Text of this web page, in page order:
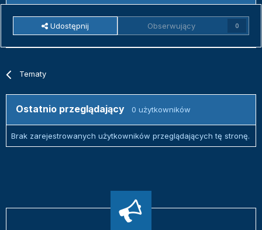
Udostępnij Obserwujący 0
Tematy
Ostatnio przeglądający 0 użytkowników
Brak zarejestrowanych użytkowników przeglądających tę stronę.